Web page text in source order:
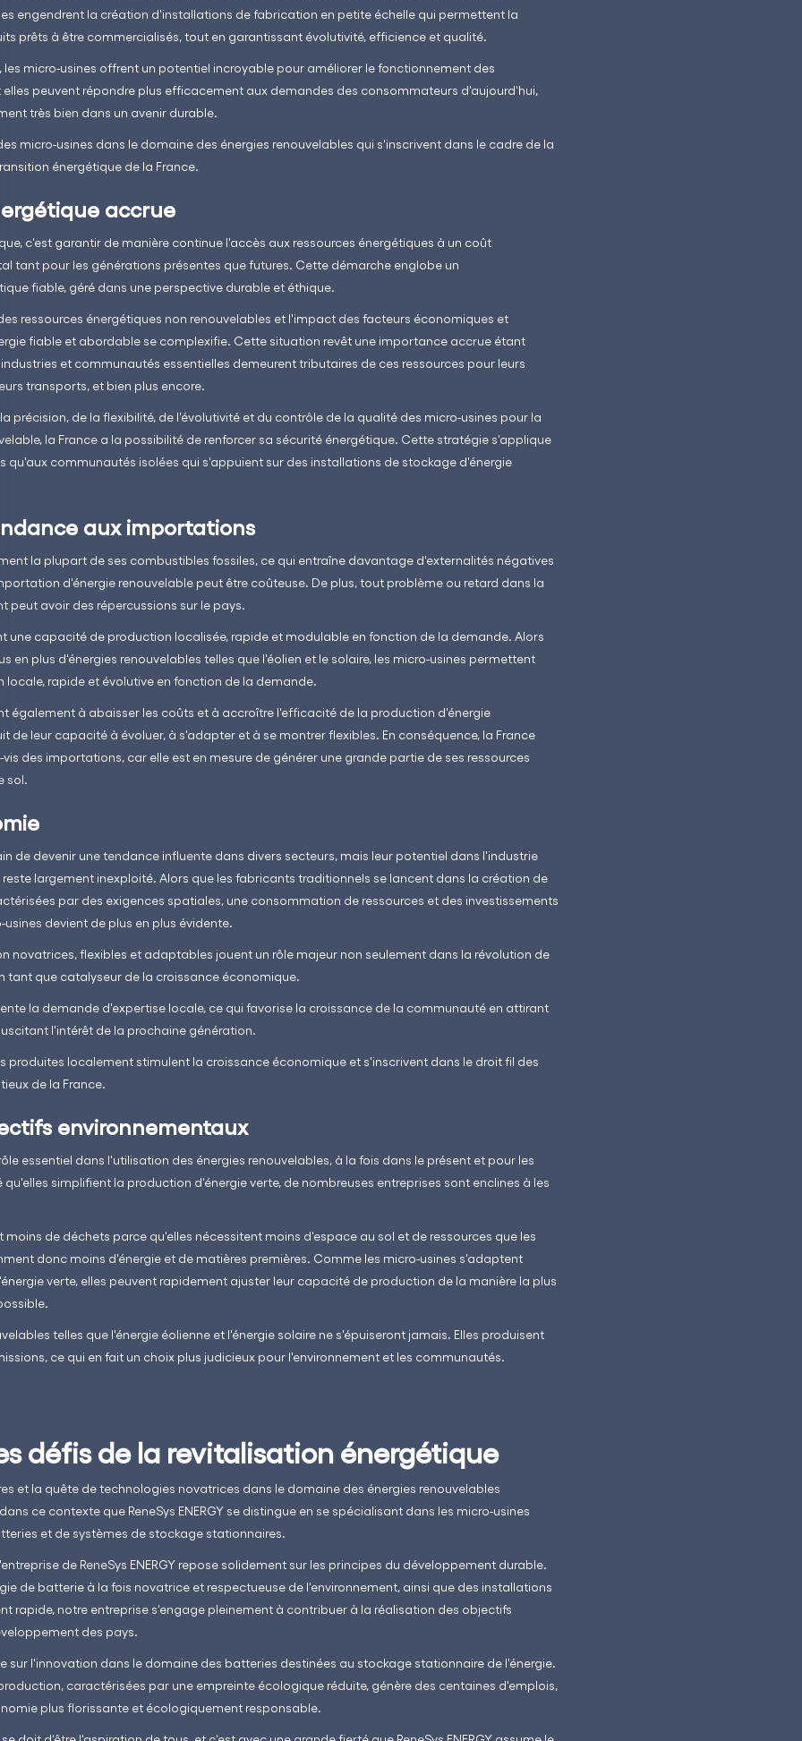
engendrent la création d'installations de fabrication en petite échelle qui permettent la
prêts à être commercialisés, tout en garantissant évolutivité, efficience et qualité.
les micro-usines offrent un potentiel incroyable pour améliorer le fonctionnement des
elles peuvent répondre plus efficacement aux demandes des consommateurs d'aujourd'hui,
très bien dans un avenir durable.
micro-usines dans le domaine des énergies renouvelables qui s'inscrivent dans le cadre de la
énergétique de la France.
accrue
c'est garantir de manière continue l'accès aux ressources énergétiques à un coût
tant pour les générations présentes que futures. Cette démarche englobe un
fiable, géré dans une perspective durable et éthique.
ressources énergétiques non renouvelables et l'impact des facteurs économiques et
fiable et abordable se complexifie. Cette situation revêt une importance accrue étant
industries et communautés essentielles demeurent tributaires de ces ressources pour leurs
transports, et bien plus encore.
précision, de la flexibilité, de l'évolutivité et du contrôle de la qualité des micro-usines pour la
la France a la possibilité de renforcer sa sécurité énergétique. Cette stratégie s'applique
qu'aux communautés isolées qui s'appuient sur des installations de stockage d'énergie
aux importations
la plupart de ses combustibles fossiles, ce qui entraîne davantage d'externalités négatives
d'énergie renouvelable peut être coûteuse. De plus, tout problème ou retard dans la
peut avoir des répercussions sur le pays.
une capacité de production localisée, rapide et modulable en fonction de la demande. Alors
en plus d'énergies renouvelables telles que l'éolien et le solaire, les micro-usines permettent
locale, rapide et évolutive en fonction de la demande.
également à abaisser les coûts et à accroître l'efficacité de la production d'énergie
de leur capacité à évoluer, à s'adapter et à se montrer flexibles. En conséquence, la France
vis des importations, car elle est en mesure de générer une grande partie de ses ressources
sol.
de devenir une tendance influente dans divers secteurs, mais leur potentiel dans l'industrie
largement inexploité. Alors que les fabricants traditionnels se lancent dans la création de
par des exigences spatiales, une consommation de ressources et des investissements
devient de plus en plus évidente.
novatrices, flexibles et adaptables jouent un rôle majeur non seulement dans la révolution de
tant que catalyseur de la croissance économique.
la demande d'expertise locale, ce qui favorise la croissance de la communauté en attirant
l'intérêt de la prochaine génération.
produites localement stimulent la croissance économique et s'inscrivent dans le droit fil des
de la France.
environnementaux
essentiel dans l'utilisation des énergies renouvelables, à la fois dans le présent et pour les
qu'elles simplifient la production d'énergie verte, de nombreuses entreprises sont enclines à les
moins de déchets parce qu'elles nécessitent moins d'espace au sol et de ressources que les
donc moins d'énergie et de matières premières. Comme les micro-usines s'adaptent
verte, elles peuvent rapidement ajuster leur capacité de production de la manière la plus
telles que l'énergie éolienne et l'énergie solaire ne s'épuiseront jamais. Elles produisent
ce qui en fait un choix plus judicieux pour l'environnement et les communautés.
défis de la revitalisation énergétique
et la quête de technologies novatrices dans le domaine des énergies renouvelables
ce contexte que ReneSys ENERGY se distingue en se spécialisant dans les micro-usines
et de systèmes de stockage stationnaires.
de ReneSys ENERGY repose solidement sur les principes du développement durable.
de batterie à la fois novatrice et respectueuse de l'environnement, ainsi que des installations
rapide, notre entreprise s'engage pleinement à contribuer à la réalisation des objectifs
des pays.
sur l'innovation dans le domaine des batteries destinées au stockage stationnaire de l'énergie.
caractérisées par une empreinte écologique réduite, génère des centaines d'emplois,
plus florissante et écologiquement responsable.